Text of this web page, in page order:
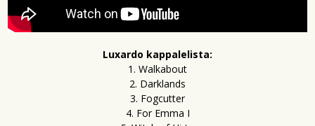
Luxardo kappalelista:
1. Walkabout
2. Darklands
3. Fogcutter
4. For Emma I